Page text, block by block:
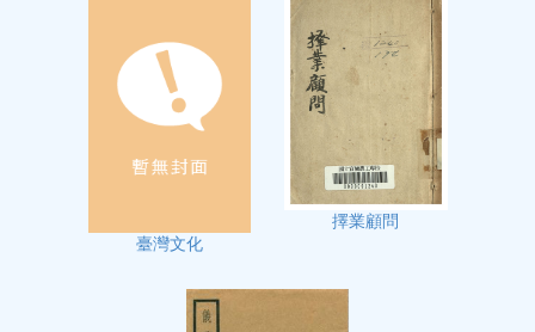
臺灣文化
擇業顧問